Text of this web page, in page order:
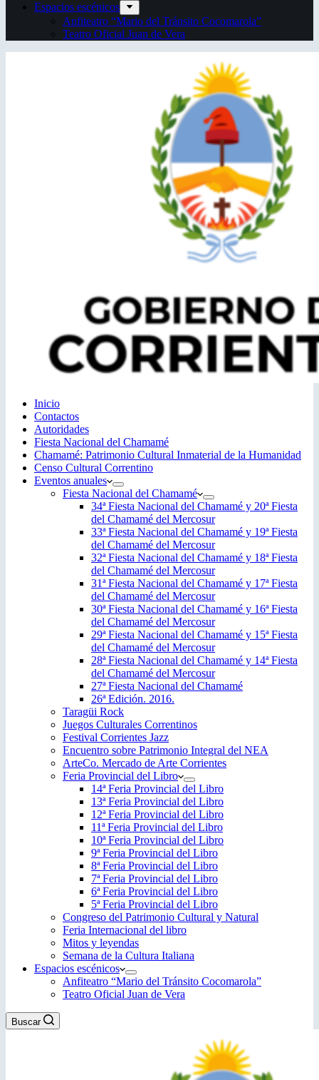
Espacios escénicos
Anfiteatro “Mario del Tránsito Cocomarola”
Teatro Oficial Juan de Vera
Inicio
Contactos
Autoridades
Fiesta Nacional del Chamamé
Chamamé: Patrimonio Cultural Inmaterial de la Humanidad
Censo Cultural Correntino
Eventos anuales
Fiesta Nacional del Chamamé
34ª Fiesta Nacional del Chamamé y 20ª Fiesta
del Chamamé del Mercosur
33ª Fiesta Nacional del Chamamé y 19ª Fiesta
del Chamamé del Mercosur
32ª Fiesta Nacional del Chamamé y 18ª Fiesta
del Chamamé del Mercosur
31ª Fiesta Nacional del Chamamé y 17ª Fiesta
del Chamamé del Mercosur
30ª Fiesta Nacional del Chamamé y 16ª Fiesta
del Chamamé del Mercosur
29ª Fiesta Nacional del Chamamé y 15ª Fiesta
del Chamamé del Mercosur
28ª Fiesta Nacional del Chamamé y 14ª Fiesta
del Chamamé del Mercosur
27ª Fiesta Nacional del Chamamé
26ª Edición. 2016.
Taragüi Rock
Juegos Culturales Correntinos
Festival Corrientes Jazz
Encuentro sobre Patrimonio Integral del NEA
ArteCo. Mercado de Arte Corrientes
Feria Provincial del Libro
14ª Feria Provincial del Libro
13ª Feria Provincial del Libro
12ª Feria Provincial del Libro
11ª Feria Provincial del Libro
10ª Feria Provincial del Libro
9ª Feria Provincial del Libro
8ª Feria Provincial del Libro
7ª Feria Provincial del Libro
6ª Feria Provincial del Libro
5ª Feria Provincial del Libro
Congreso del Patrimonio Cultural y Natural
Feria Internacional del libro
Mitos y leyendas
Semana de la Cultura Italiana
Espacios escénicos
Anfiteatro “Mario del Tránsito Cocomarola”
Teatro Oficial Juan de Vera
Buscar